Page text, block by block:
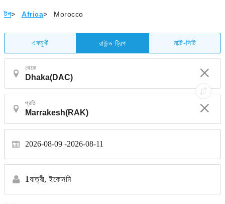
টপ> Africa> Morocco
একমুখী রাউন্ড ট্রিপ মাল্টি-সিটি
থেকে
প্রতি
2026-08-09 2026-08-11
1যাত্রী, ইকোনমি